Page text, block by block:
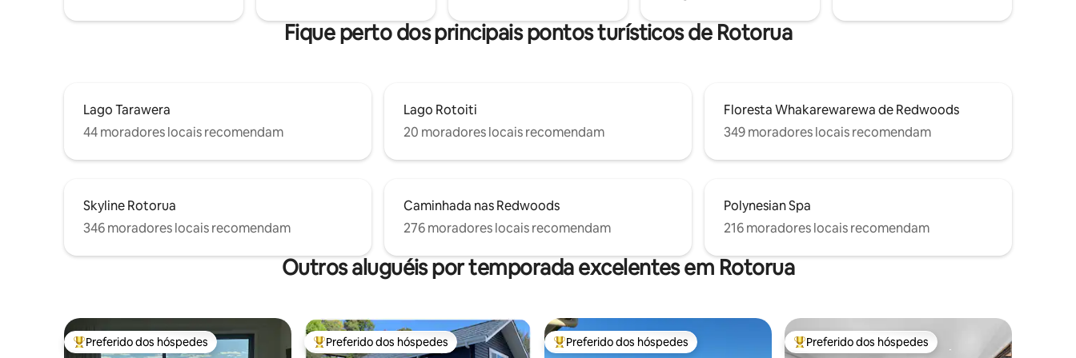
acesso ao térreo, exceto ao foyer
Hobbiton a aproximadamente uma hora
de distância.
entanto, não há instalações completas
de cozinha.
Fique perto dos principais pontos turísticos de Rotorua
Lago Tarawera
44 moradores locais recomendam
Lago Rotoiti
20 moradores locais recomendam
Floresta Whakarewarewa de Redwoods
349 moradores locais recomendam
Skyline Rotorua
346 moradores locais recomendam
Caminhada nas Redwoods
276 moradores locais recomendam
Polynesian Spa
216 moradores locais recomendam
Outros aluguéis por temporada excelentes em Rotorua
Entre os melhores preferidos dos hóspedes
Preferido dos hóspedes Entre os melhores preferidos dos hóspedes
Preferido dos hóspedes Entre os melhores preferidos dos hóspedes
Preferido dos hóspedes Entre os melhores preferidos dos hóspedes
Preferido dos hóspedes